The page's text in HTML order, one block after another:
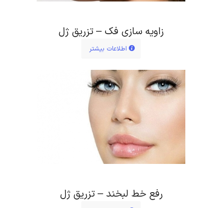
زاویه سازی فک – تزریق ژل
اطلاعات بیشتر
رفع خط لبخند – تزریق ژل